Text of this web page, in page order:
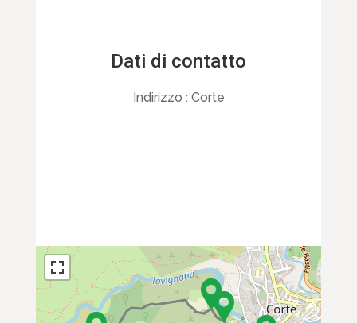
Dati di contatto
Indirizzo : Corte